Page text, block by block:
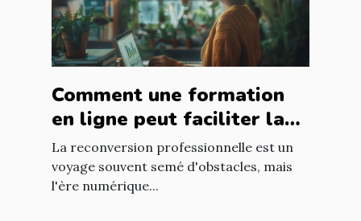
Comment une formation
en ligne peut faciliter la
reconversion en analyste
de données
La reconversion professionnelle est un
voyage souvent semé d'obstacles, mais
l'ère numérique...